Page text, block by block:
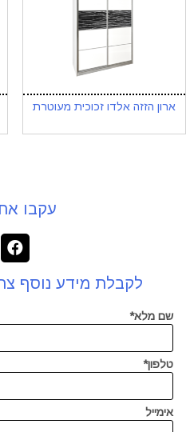
ארון הזזה אלדו זכוכית מעוטרת
עקבו
לקבלת מידע נוסף
שם מלא*
טלפון*
אימייל